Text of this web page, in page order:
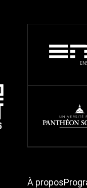
À propos